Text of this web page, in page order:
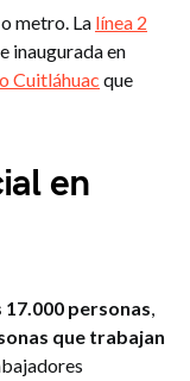
metro. La línea 2
inaugurada en
Cuitláhuac que
en
17.000 personas,
que trabajan